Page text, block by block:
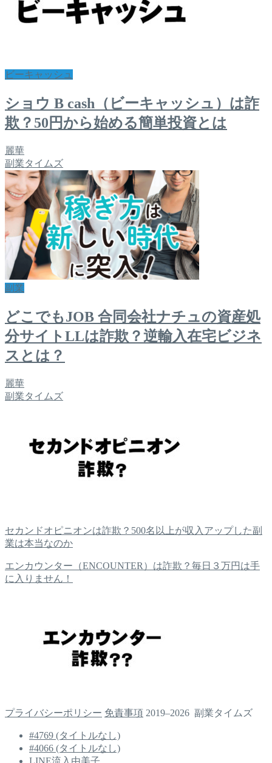
ビーキャッシュ
ショウ B cash（ビーキャッシュ）は詐
欺？50円から始める簡単投資とは
麗華
副業タイムズ
副業
どこでもJOB 合同会社ナチュの資産処
分サイトLLは詐欺？逆輸入在宅ビジネ
スとは？
麗華
副業タイムズ
セカンドオピニオンは詐欺？500名以上が収入アップした副
業は本当なのか
エンカウンター（ENCOUNTER）は詐欺？毎日３万円は手
に入りません！
プライバシーポリシー 免責事項 2019–2026 副業タイムズ
#4769 (タイトルなし)
#4066 (タイトルなし)
LINE流入由美子